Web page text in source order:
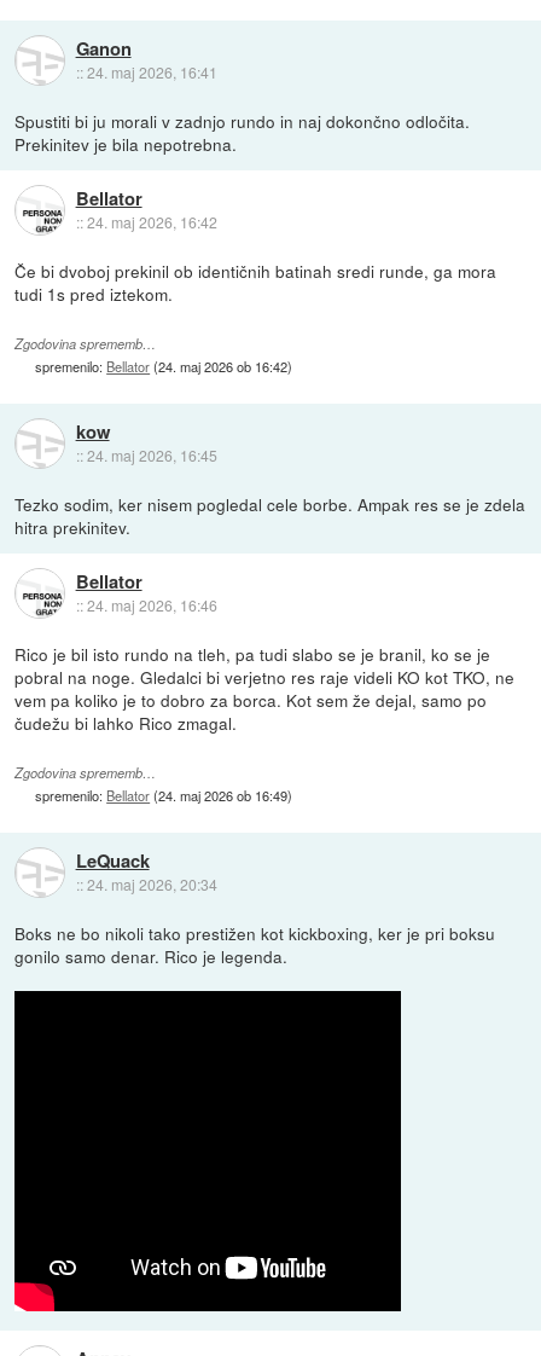
Ganon
::24. maj 2026, 16:41
Spustiti bi ju morali v zadnjo rundo in naj dokončno odločita.
Prekinitev je bila nepotrebna.
Bellator
::24. maj 2026, 16:42
Če bi dvoboj prekinil ob identičnih batinah sredi runde, ga mora
tudi 1s pred iztekom.
Zgodovina sprememb…
spremenilo: Bellator(24. maj 2026 ob 16:42)
kow
::24. maj 2026, 16:45
Tezko sodim, ker nisem pogledal cele borbe. Ampak res se je zdela
hitra prekinitev.
Bellator
::24. maj 2026, 16:46
Rico je bil isto rundo na tleh, pa tudi slabo se je branil, ko se je
pobral na noge. Gledalci bi verjetno res raje videli KO kot TKO, ne
vem pa koliko je to dobro za borca. Kot sem že dejal, samo po
čudežu bi lahko Rico zmagal.
Zgodovina sprememb…
spremenilo: Bellator(24. maj 2026 ob 16:49)
LeQuack
::24. maj 2026, 20:34
Boks ne bo nikoli tako prestižen kot kickboxing, ker je pri boksu
gonilo samo denar. Rico je legenda.